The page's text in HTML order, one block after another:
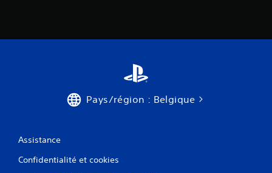
Pays/région : Belgique
Assistance
Confidentialité et cookies